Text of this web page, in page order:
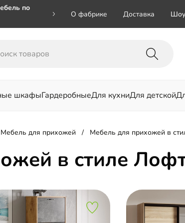
по
номер
О фабрике Доставка
шкафыГардеробныеДля кухниДля детской
Мебель для прихожей Мебель для прихожей в
в стиле